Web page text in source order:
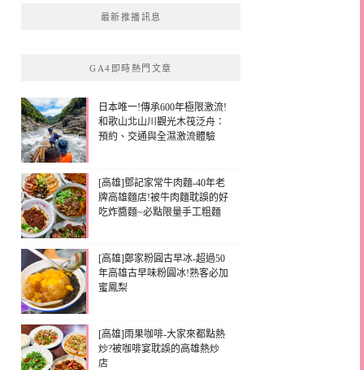
最新推播訊息
GA4即時熱門文章
日本唯一!傳承600年極限激流!
和歌山北山川觀光木筏泛舟：
預約、交通與全濕激流體驗
[高雄]鄧記家常牛肉麵-40年老
牌高雄麵店!被牛肉麵耽誤的好
吃炸醬麵~必點限量手工粗麵
[高雄]鄭家粉圓古早冰-超過50
年高雄古早味粉圓冰!熟客必加
蜜鳳梨
[高雄]雨果咖啡-大家來都點熱
炒?被咖啡宴耽誤的高雄熱炒
店